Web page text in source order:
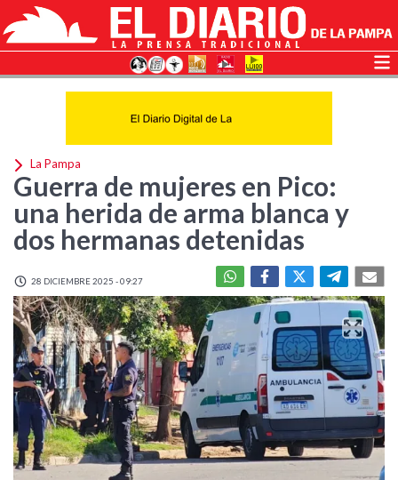
La Pampa
Guerra de mujeres en Pico:
una herida de arma blanca y
dos hermanas detenidas
28 DICIEMBRE 2025 - 09:27